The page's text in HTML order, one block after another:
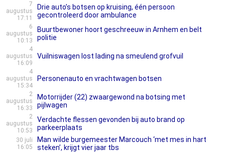
7
augustus
17:11
Drie auto’s botsen op kruising, één persoon
gecontroleerd door ambulance
6
augustus
10:13
Buurtbewoner hoort geschreeuw in Arnhem en belt
politie
4
augustus
16:09
Vuilniswagen lost lading na smeulend grofvuil
4
augustus
15:34
Personenauto en vrachtwagen botsen
2
augustus
16:33
Motorrijder (22) zwaargewond na botsing met
pijlwagen
2
augustus
10:53
Verdachte flessen gevonden bij auto brand op
parkeerplaats
30 juli
16:05
Man wilde burgemeester Marcouch ‘met mes in hart
steken’, krijgt vier jaar tbs